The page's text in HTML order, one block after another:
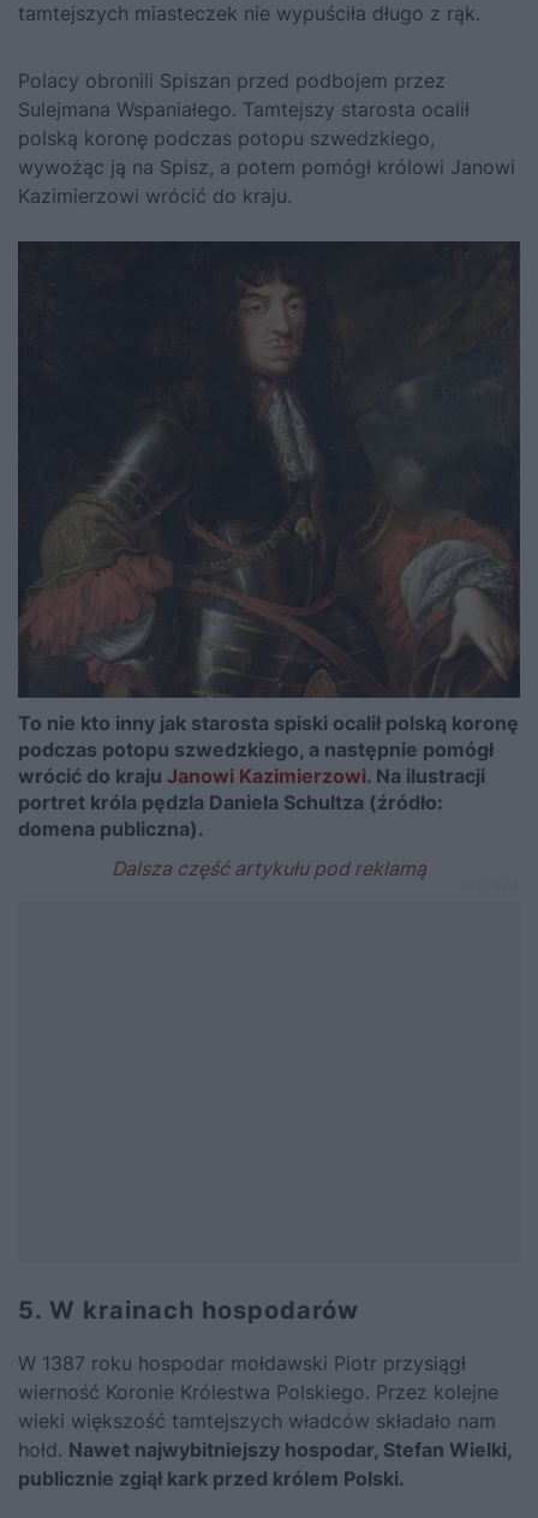
tamtejszych miasteczek nie wypuściła długo z rąk.
Polacy obronili Spiszan przed podbojem przez
Sulejmana Wspaniałego. Tamtejszy starosta ocalił
polską koronę podczas potopu szwedzkiego,
wywożąc ją na Spisz, a potem pomógł królowi Janowi
Kazimierzowi wrócić do kraju.
To nie kto inny jak starosta spiski ocalił polską koronę
podczas potopu szwedzkiego, a następnie pomógł
wrócić do kraju Janowi Kazimierzowi. Na ilustracji
portret króla pędzla Daniela Schultza (źródło:
domena publiczna).
5. W krainach hospodarów
W 1387 roku hospodar mołdawski Piotr przysiągł
wierność Koronie Królestwa Polskiego. Przez kolejne
wieki większość tamtejszych władców składało nam
hołd. Nawet najwybitniejszy hospodar, Stefan Wielki,
publicznie zgiął kark przed królem Polski.